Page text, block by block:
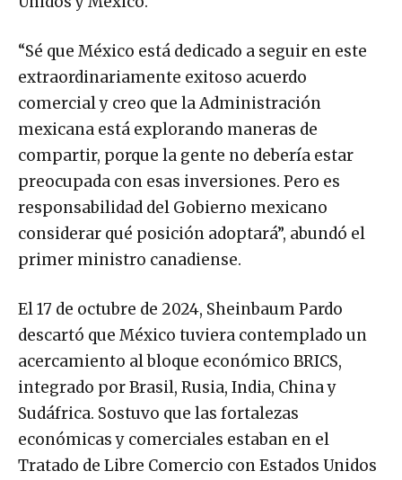
“Sé que México está dedicado a seguir en este
extraordinariamente exitoso acuerdo
comercial y creo que la Administración
mexicana está explorando maneras de
compartir, porque la gente no debería estar
preocupada con esas inversiones. Pero es
responsabilidad del Gobierno mexicano
considerar qué posición adoptará”, abundó el
primer ministro canadiense.
El 17 de octubre de 2024, Sheinbaum Pardo
descartó que México tuviera contemplado un
acercamiento al bloque económico BRICS,
integrado por Brasil, Rusia, India, China y
Sudáfrica. Sostuvo que las fortalezas
económicas y comerciales estaban en el
Tratado de Libre Comercio con Estados Unidos